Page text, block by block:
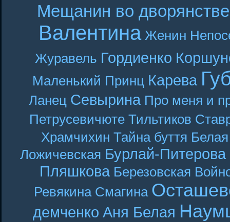
Мещанин во дворянстве
Валентина Женин
Журавель Гордиенко
Маленький Принц Карева
Ланец Севырина Про меня и
Петрусевичюте Тильтиков
Храмчихин Тайна буття
Ложичевская Бурлай-Питерова
Пляшкова Березовская
Ревякина Смагина
демченко Аня Белая